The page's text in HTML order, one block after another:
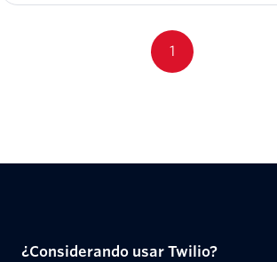
1
¿Considerando usar Twilio?